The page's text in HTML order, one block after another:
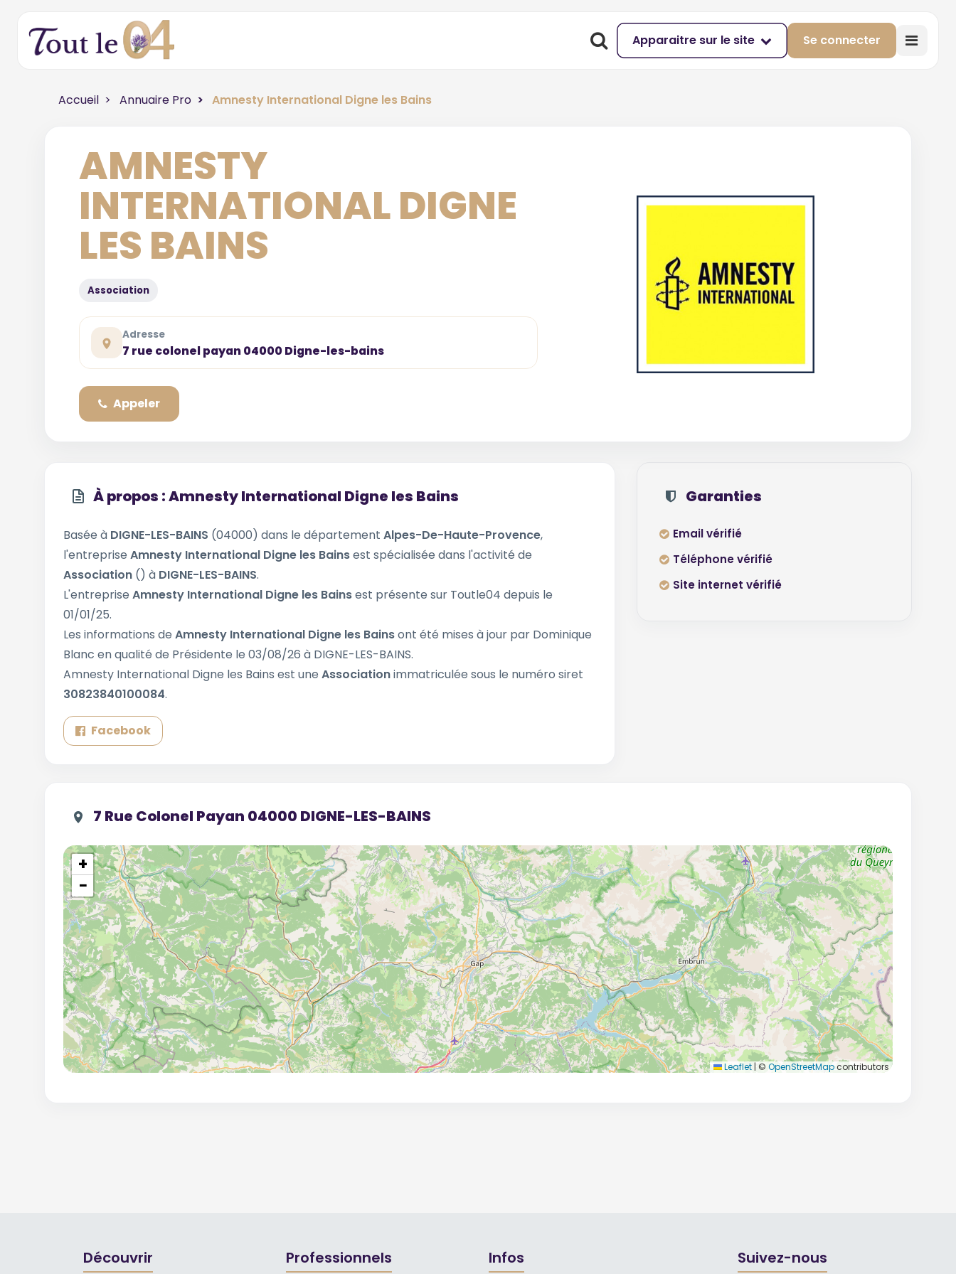
Apparaitre sur le site Se connecter
Accueil Annuaire Pro Amnesty International Digne les Bains
AMNESTY
INTERNATIONAL DIGNE
LES BAINS
Association
Adresse
7 rue colonel payan 04000 Digne-les-bains
Appeler
À propos : Amnesty International Digne les Bains
Basée à DIGNE-LES-BAINS (04000) dans le département Alpes-De-Haute-Provence,
l'entreprise Amnesty International Digne les Bainsest spécialisée dans l'activité de
Association () à DIGNE-LES-BAINS.
L'entreprise Amnesty International Digne les Bainsest présente sur Toutle04 depuis le
01/01/25.
Les informations de Amnesty International Digne les Bainsont été mises à jour par Dominique
Blanc en qualité de Présidente le 03/08/26 à DIGNE-LES-BAINS.
Amnesty International Digne les Bains est une Associationimmatriculée sous le numéro siret
30823840100084.
Facebook
Garanties
Email vérifié
Téléphone vérifié
Site internet vérifié
7 Rue Colonel Payan 04000 DIGNE-LES-BAINS
+
−
Leaflet | © OpenStreetMapcontributors
Découvrir Professionnels Infos Suivez-nous